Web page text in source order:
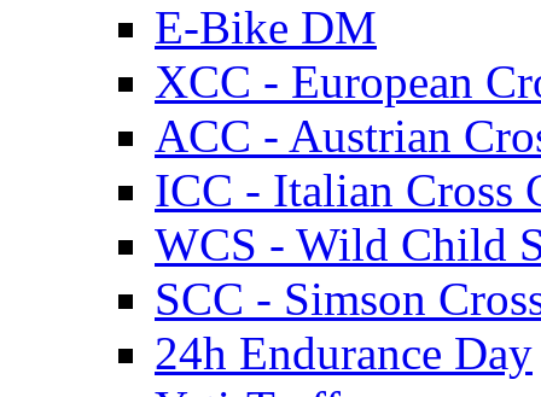
E-Bike DM
XCC - European
ACC - Austrian
ICC - Italian Cross
WCS - Wild Child
SCC - Simson
24h Endurance Day